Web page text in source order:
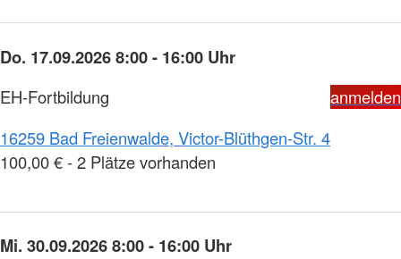
Do. 17.09.2026 8:00 - 16:00 Uhr
EH-Fortbildung
anmelden
16259 Bad Freienwalde, Victor-Blüthgen-Str. 4
100,00 € - 2 Plätze vorhanden
Mi. 30.09.2026 8:00 - 16:00 Uhr